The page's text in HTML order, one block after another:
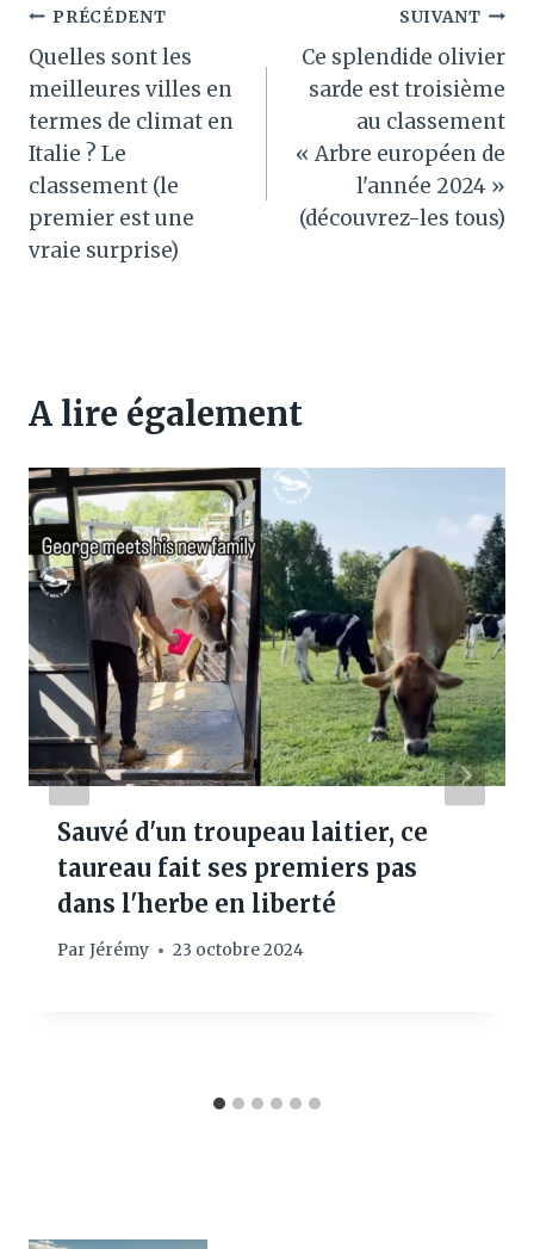
Navigation
de
l’article
PRÉCÉDENT
Quelles sont les
meilleures villes en
termes de climat en
Italie ? Le
classement (le
premier est une
vraie surprise)
SUIVANT
Ce splendide olivier
sarde est troisième
au classement
« Arbre européen de
l'année 2024 »
(découvrez-les tous)
A lire également
Sauvé d'un troupeau laitier, ce
taureau fait ses premiers pas
dans l'herbe en liberté
Par Jérémy 23 octobre 2024